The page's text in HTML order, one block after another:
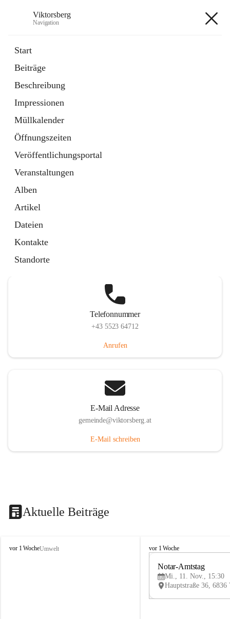
Viktorsberg
Navigation
Start
Beiträge
Beschreibung
Impressionen
Müllkalender
Öffnungszeiten
Veröffentlichungsportal
Veranstaltungen
Alben
Artikel
Dateien
Kontakte
Standorte
1 Schnellzugriff
Bürgerservice
10 Schnellzugriffe
Telefonnummer
+43 5523 64712
Anrufen
E-Mail Adresse
gemeinde@viktorsberg.at
E-Mail schreiben
Aktuelle Beiträge
V
vor 1 WocheUmwelt
V
vor 1 Woche
Notar-Amtstag
Mi., 11. Nov., 15:30